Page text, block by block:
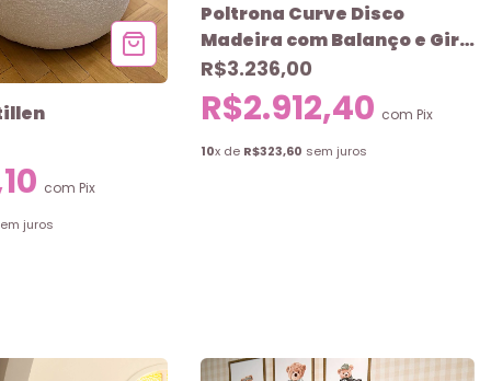
com Pix
juros
Poltrona Curve Disco
Madeira com Balanço e Giro
Abstratto
R$3.236,00
R$2.912,40 com Pix
10x de R$323,60 sem juros